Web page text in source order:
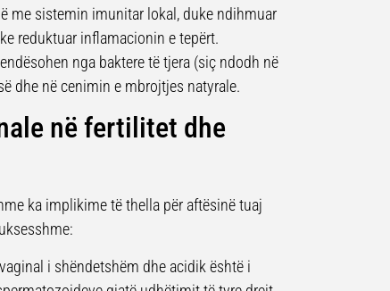
me sistemin imunitar lokal, duke ndihmuar
reduktuar inflamacionin e tepërt.
nga baktere të tjera (siç ndodh në
dhe në cenimin e mbrojtjes natyrale.
në fertilitet dhe
ka implikime të thella për aftësinë tuaj
i shëndetshëm dhe acidik është i